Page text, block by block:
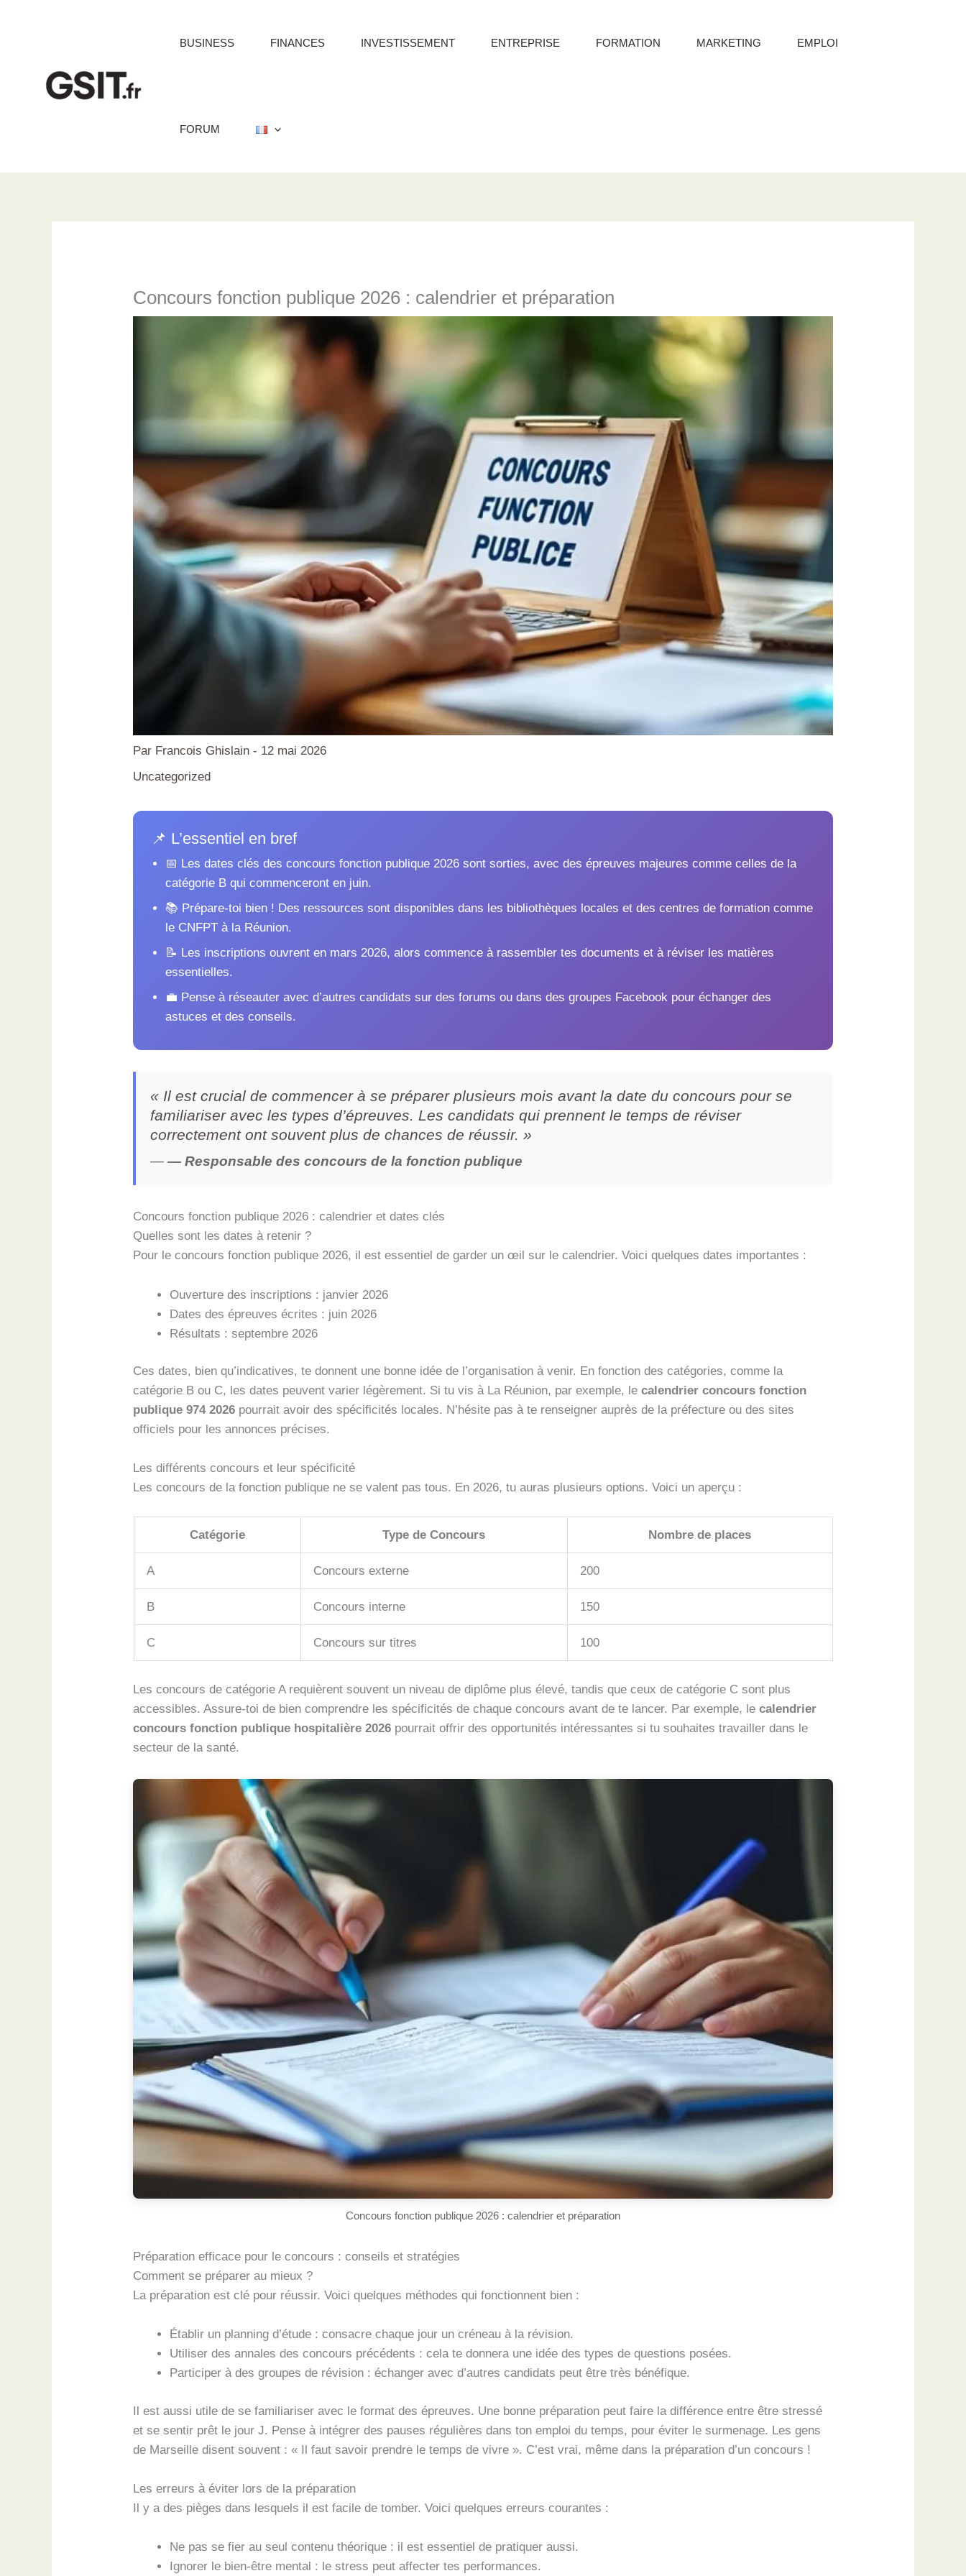
BUSINESS FINANCES INVESTISSEMENT ENTREPRISE FORMATION MARKETING EMPLOI
FORUM
Concours fonction publique 2026 : calendrier et préparation
Par Francois Ghislain- 12 mai 2026
Uncategorized
📌 L’essentiel en bref
📅 Les dates clés des concours fonction publique 2026 sont sorties, avec des épreuves majeures comme celles de la
catégorie B qui commenceront en juin.
📚 Prépare-toi bien ! Des ressources sont disponibles dans les bibliothèques locales et des centres de formation comme
le CNFPT à la Réunion.
📝 Les inscriptions ouvrent en mars 2026, alors commence à rassembler tes documents et à réviser les matières
essentielles.
💼 Pense à réseauter avec d’autres candidats sur des forums ou dans des groupes Facebook pour échanger des
astuces et des conseils.
« Il est crucial de commencer à se préparer plusieurs mois avant la date du concours pour se
familiariser avec les types d’épreuves. Les candidats qui prennent le temps de réviser
correctement ont souvent plus de chances de réussir. »
—— Responsable des concours de la fonction publique
Concours fonction publique 2026 : calendrier et dates clés
Quelles sont les dates à retenir ?
Pour le concours fonction publique 2026, il est essentiel de garder un œil sur le calendrier. Voici quelques dates importantes :
Ouverture des inscriptions : janvier 2026
Dates des épreuves écrites : juin 2026
Résultats : septembre 2026
Ces dates, bien qu’indicatives, te donnent une bonne idée de l’organisation à venir. En fonction des catégories, comme la
catégorie B ou C, les dates peuvent varier légèrement. Si tu vis à La Réunion, par exemple, lecalendrier concours fonction
publique 974 2026 pourrait avoir des spécificités locales. N’hésite pas à te renseigner auprès de la préfecture ou des sites
officiels pour les annonces précises.
Les différents concours et leur spécificité
Les concours de la fonction publique ne se valent pas tous. En 2026, tu auras plusieurs options. Voici un aperçu :
Catégorie Type de Concours Nombre de places
A Concours externe 200
B Concours interne 150
C Concours sur titres 100
Les concours de catégorie A requièrent souvent un niveau de diplôme plus élevé, tandis que ceux de catégorie C sont plus
accessibles. Assure-toi de bien comprendre les spécificités de chaque concours avant de te lancer. Par exemple, lecalendrier
concours fonction publique hospitalière 2026 pourrait offrir des opportunités intéressantes si tu souhaites travailler dans le
secteur de la santé.
Concours fonction publique 2026 : calendrier et préparation
Préparation efficace pour le concours : conseils et stratégies
Comment se préparer au mieux ?
La préparation est clé pour réussir. Voici quelques méthodes qui fonctionnent bien :
Établir un planning d’étude : consacre chaque jour un créneau à la révision.
Utiliser des annales des concours précédents : cela te donnera une idée des types de questions posées.
Participer à des groupes de révision : échanger avec d’autres candidats peut être très bénéfique.
Il est aussi utile de se familiariser avec le format des épreuves. Une bonne préparation peut faire la différence entre être stressé
et se sentir prêt le jour J. Pense à intégrer des pauses régulières dans ton emploi du temps, pour éviter le surmenage. Les gens
de Marseille disent souvent : « Il faut savoir prendre le temps de vivre ». C’est vrai, même dans la préparation d’un concours !
Les erreurs à éviter lors de la préparation
Il y a des pièges dans lesquels il est facile de tomber. Voici quelques erreurs courantes :
Ne pas se fier au seul contenu théorique : il est essentiel de pratiquer aussi.
Ignorer le bien-être mental : le stress peut affecter tes performances.